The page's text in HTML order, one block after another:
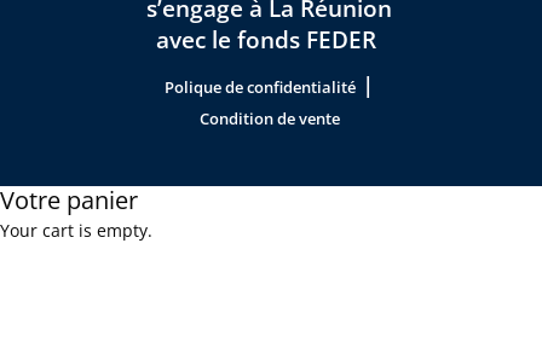
s’engage à La Réunion
avec le fonds FEDER
Polique de confidentialité |
Condition de vente
Votre panier
Your cart is empty.